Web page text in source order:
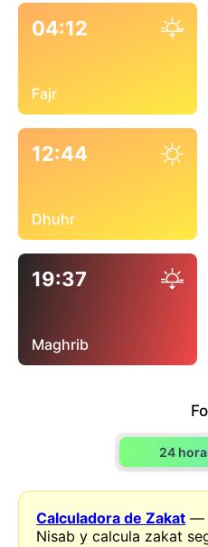
04:12
Fajr
12:44
Dhuhr
19:37
Maghrib
24
Calculadora de Zakat —
Nisab y calcula zakat